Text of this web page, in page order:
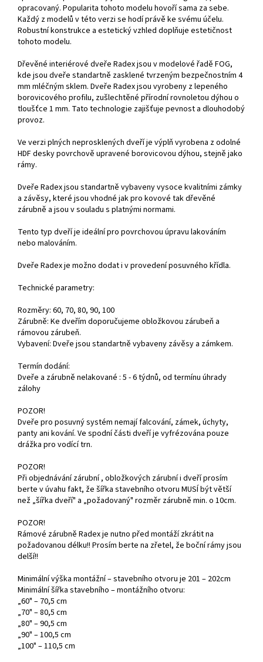
opracovaný. Popularita tohoto modelu hovoří sama za sebe.
Každý z modelů v této verzi se hodí právě ke svému účelu.
Robustní konstrukce a estetický vzhled doplňuje estetičnost
tohoto modelu.
Dřevěné interiérové dveře Radex jsou v modelové řadě FOG,
kde jsou dveře standartně zasklené tvrzeným bezpečnostním 4
mm mléčným sklem. Dveře Radex jsou vyrobeny z lepeného
borovicového profilu, zušlechtěné přírodní rovnoletou dýhou o
tloušťce 1 mm. Tato technologie zajišťuje pevnost a dlouhodobý
provoz.
Ve verzi plných neprosklených dveří je výplň vyrobena z odolné
HDF desky povrchově upravené borovicovou dýhou, stejně jako
rámy.
Dveře Radex jsou standartně vybaveny vysoce kvalitními zámky
a závěsy, které jsou vhodné jak pro kovové tak dřevěné
zárubně a jsou v souladu s platnými normami.
Tento typ dveří je ideální pro povrchovou úpravu lakováním
nebo malováním.
Dveře Radex je možno dodat i v provedení posuvného křídla.
Technické parametry:
Rozměry: 60, 70, 80, 90, 100
Zárubně: Ke dveřím doporučujeme obložkovou zárubeň a
rámovou zárubeň.
Vybavení: Dveře jsou standartně vybaveny závěsy a zámkem.
Termín dodání:
Dveře a zárubně nelakované : 5 - 6 týdnů, od termínu úhrady
zálohy
POZOR!
Dveře pro posuvný systém nemají falcování, zámek, úchyty,
panty ani kování. Ve spodní části dveří je vyfrézována pouze
drážka pro vodící trn.
POZOR!
Při objednávání zárubní , obložkových zárubní i dveří prosím
berte v úvahu fakt, že šířka stavebního otvoru MUSÍ být větší
než „šířka dveří" a „požadovaný" rozměr zárubně min. o 10cm.
POZOR!
Rámové zárubně Radex je nutno před montáží zkrátit na
požadovanou délku!! Prosím berte na zřetel, že boční rámy jsou
delší!!
Minimální výška montážní – stavebního otvoru je 201 – 202cm
Minimální šířka stavebního – montážního otvoru:
„60" – 70,5 cm
„70" – 80,5 cm
„80" – 90,5 cm
„90" – 100,5 cm
„100" – 110,5 cm